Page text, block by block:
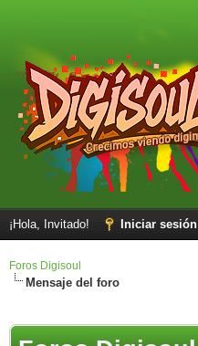
¡Hola, Invitado! Iniciar sesión
Foros Digisoul
Mensaje del foro